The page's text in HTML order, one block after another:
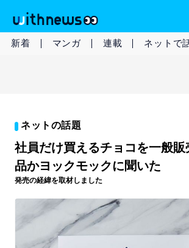
新着 マンガ 連載 ネットで
ネットの話題
社員だけ買えるチョコを一般
品かヨックモックに聞いた
発売の経緯を取材しました